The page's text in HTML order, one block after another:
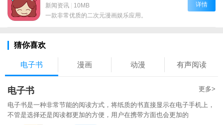
新闻资讯 | 10MB
一款非常优质的二次元漫画娱乐应用。
详情
猜你喜欢
电子书 漫画 动漫 有声阅读
电子书 更多>
电子书是一种非常节能的阅读方式，将纸质的书直接显示在电子手机上，
不管是选择还是阅读都更加的方便，用户在携带方面也会更加的